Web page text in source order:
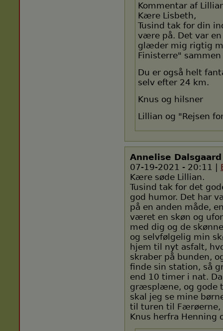
Kommentar af
Kære Lisbeth,
Tusind tak for din
være på. Det var en
glæder mig rigtig
Finisterre"
Du er også helt
selv efter 24 km.
Knus og hilsner
Lillian og "Rejsen
Annelise Dalsgaard
07-19-2021 - 20:11 |
Kære søde Lillian.
Tusind tak for det
god humor. Det har
på en anden måde,
været en skøn og
med dig og de
og selvfølgelig min
hjem til nyt asfalt,
skraber på bunden,
finde sin station, så
end 10 timer i nat.
græsplæne, og gode
skal jeg se mine
til turen til
Knus herfra Henning